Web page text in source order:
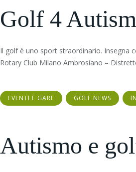
Golf 4
Il golf è uno sport straordinario. Insegna
Rotary Club Milano Ambrosiano –
EVENTI E GARE GOLF NEWS
Autismo e